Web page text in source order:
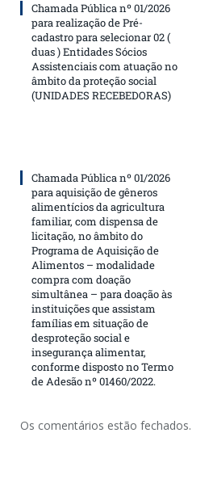
Chamada Pública nº 01/2026
para realização de Pré-
cadastro para selecionar 02 (
duas ) Entidades Sócios
Assistenciais com atuação no
âmbito da proteção social
(UNIDADES RECEBEDORAS)
Chamada Pública nº 01/2026
para aquisição de gêneros
alimentícios da agricultura
familiar, com dispensa de
licitação, no âmbito do
Programa de Aquisição de
Alimentos – modalidade
compra com doação
simultânea – para doação às
instituições que assistam
famílias em situação de
desproteção social e
insegurança alimentar,
conforme disposto no Termo
de Adesão nº 01460/2022.
Os comentários estão fechados.